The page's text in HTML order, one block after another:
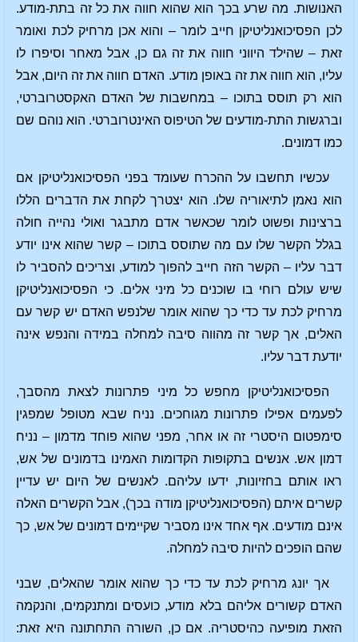
האנושות. מה שרע בכך הוא שהוא חווה את כל זה בתת-מודע.
לכן הפסיכואנליטיקן חייב לומר – והוא אכן מרחיק לכת ואומר
זאת – שהילד היווני חווה את זה גם כן, אבל מאחר וסיפרו לו
עליו, הוא חווה את זה באופן מודע. האדם חווה את זה היום, אבל
הוא רק תוסס בתוכו – במחשבות של האדם האקסטרוברטי,
וברגשות התת-מודעים של הטיפוס האינטרוברטי. הוא נוהם שם
כמו דמונים.
עכשיו תחשבו על ההכרח שעומד בפני הפסיכואנליטיקן אם
הוא נאמן לתיאוריה שלו. הוא יצטרך לקחת את הדברים הללו
ברצינות ופשוט לומר שכאשר אדם מתבגר ואולי נהייה חולה
בגלל הקשר שלו עם מה שתוסס בתוכו – קשר שהוא אינו יודע
דבר עליו – הקשר הזה חייב להפוך למודע, וצריכים להסביר לו
שיש עולם רוחי בו שוכנים כל מיני אלים. כי הפסיכואנליטיקן
מרחיק לכת עד כדי כך שהוא אומר שלנפש האדם יש קשר עם
האלים, אך קשר זה מהווה סיבה למחלה במידה והנפש אינה
יודעת דבר עליו.
הפסיכואנליטיקן מחפש כל מיני פתרונות לצאת מהסבך,
לפעמים אפילו פתרונות מגוחכים. נניח שבא מטופל שמפגין
סימפטום היסטרי זה או אחר, מפני שהוא פוחד מדמון – נניח
דמון אש. אנשים בתקופות הקדומות האמינו בדמונים של אש,
ראו אותם בחזיונות, ידעו עליהם. לאנשים של היום יש עדיין
קשרים איתם (הפסיכואנליטיקן מודה בכך), אבל הקשרים האלה
אינם מודעים. אף אחד אינו מסביר שקיימים דמונים של אש, כך
שהם הופכים להיות סיבה למחלה.
אך יונג מרחיק לכת עד כדי כך שהוא אומר שהאלים, שבני
האדם קשורים אליהם בלא מודע, כועסים ומתנקמים, והנקמה
הזאת מופיעה כהיסטריה. אם כן, השורה התחתונה היא זאת: